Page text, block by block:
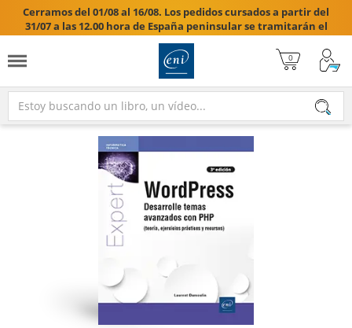
Cerramos del 01/08 al 16/08. Los pedidos cursados a partir del
31/07 a las 12.00 hora de España peninsular se tramitarán el
17/08/2026.
